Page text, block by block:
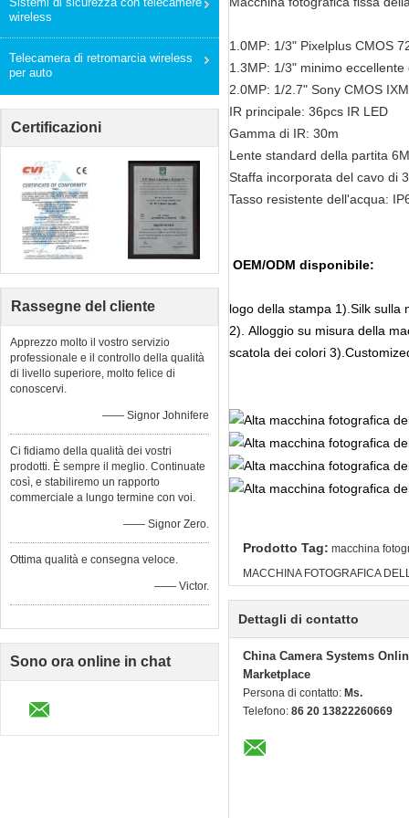
wireless
Telecamera di retromarcia wireless
per auto
Certificazioni
Rassegne del cliente
Apprezzo molto il vostro servizio
professionale e il controllo della qualità
di livello superiore, molto felice di
conoscervi.
—— Signor Johnifere
Ci fidiamo della qualità dei vostri
prodotti. È sempre il meglio. Continuate
così, e stabiliremo un rapporto
commerciale a lungo termine con voi.
—— Signor Zero.
Ottima qualità e consegna veloce.
—— Victor.
Sono ora online in chat
1.0MP: 1/3" Pixelplus CMOS
1.3MP: 1/3" minimo
2.0MP: 1/2.7" Sony CMOS
IR principale: 36pcs IR LED
Gamma di IR: 30m
Lente standard della partita
Staffa incorporata del cavo di
Tasso resistente dell'acqua:
OEM/ODM disponibile:
logo della stampa 1).Silk sulla
2). Alloggio su misura della
scatola dei colori
Prodotto Tag: macchina
MACCHINA FOTOGRAFICA
Dettagli di contatto
China Camera Systems
Marketplace
Persona di contatto: Ms.
Telefono: 86 20 13822260669